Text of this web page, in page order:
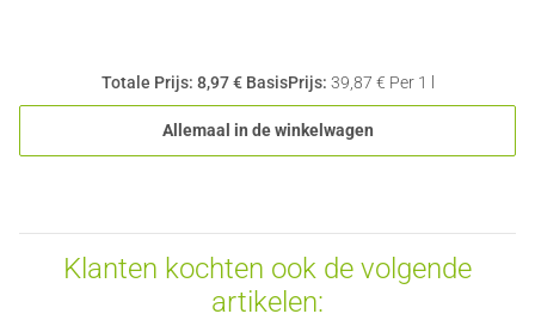
Totale Prijs: 8,97 € BasisPrijs: 39,87 € Per 1 l
Allemaal in de winkelwagen
Klanten kochten ook de volgende
artikelen: